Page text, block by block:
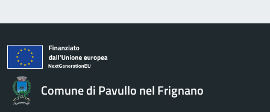
Comune di Pavullo nel Frignano